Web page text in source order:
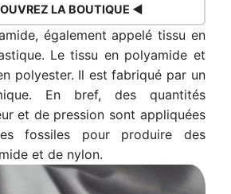
LA BOUTIQUE ◀
également appelé tissu en
Le tissu en polyamide et
polyester. Il est fabriqué par un
En bref, des quantités
et de pression sont appliquées
fossiles pour produire des
et de nylon.